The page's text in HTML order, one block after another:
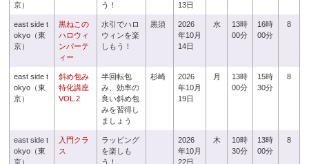
京）
う！
13日
east side t
okyo（東
京）
黒ねこの
ハロウィ
ンパーテ
ィー
水引でハロ
ウィンを楽
しもう！
黒須
2026
年10月
14日
水
13時
00分
16時
00分
8
east side t
okyo（東
京）
斜め包み
特化講座
VOL.2
半回転包
み、効率の
良い斜め包
みを習得し
ましょう
杉崎
2026
年10月
19日
月
13時
00分
15時
30分
8
east side t
okyo（東
京）
入門クラ
ス
ラッピング
を楽しも
う！
2026
年10月
22日
木
10時
30分
13時
00分
8